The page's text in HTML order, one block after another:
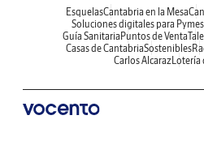
EsquelasCantabria en la Mesa
Soluciones digitales para Pymes
Guía SanitariaPuntos de Venta
Casas de CantabriaSostenibles
Carlos AlcarazLotería